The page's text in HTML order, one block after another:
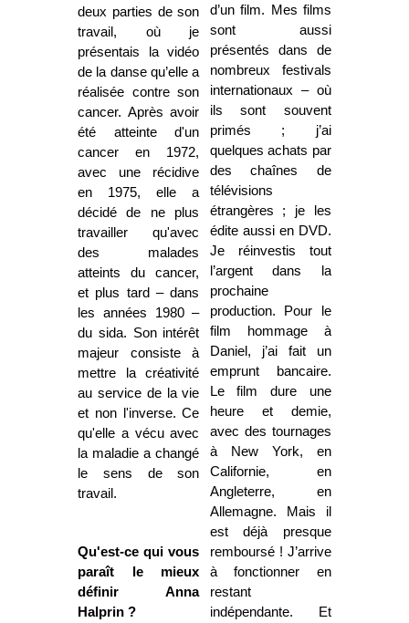
deux parties de son
travail, où je
présentais la vidéo
de la danse qu’elle a
réalisée contre son
cancer. Après avoir
été atteinte d'un
cancer en 1972,
avec une récidive
en 1975, elle a
décidé de ne plus
travailler qu'avec
des malades
atteints du cancer,
et plus tard – dans
les années 1980 –
du sida. Son intérêt
majeur consiste à
mettre la créativité
au service de la vie
et non l'inverse. Ce
qu'elle a vécu avec
la maladie a changé
le sens de son
travail.
Qu'est-ce qui vous
paraît le mieux
définir Anna
Halprin ?
d’un film. Mes films
sont aussi
présentés dans de
nombreux festivals
internationaux – où
ils sont souvent
primés ; j’ai
quelques achats par
des chaînes de
télévisions
étrangères ; je les
édite aussi en DVD.
Je réinvestis tout
l’argent dans la
prochaine
production. Pour le
film hommage à
Daniel, j’ai fait un
emprunt bancaire.
Le film dure une
heure et demie,
avec des tournages
à New York, en
Californie, en
Angleterre, en
Allemagne. Mais il
est déjà presque
remboursé ! J’arrive
à fonctionner en
restant
indépendante. Et